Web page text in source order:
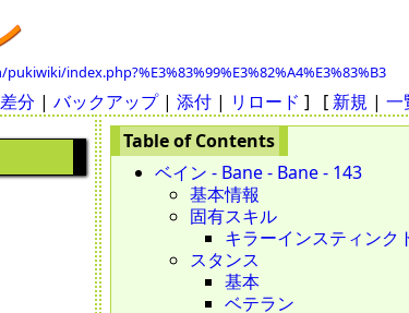
index.php?%E3%83%99%E3%82%A4%E3%83%B3
差分 |バックアップ|添付 | リロード ] [ 新規 |一
ベイン - Bane - Bane - 143
基本情報
固有スキル
キラーインスティン
スタンス
基本
ベテラン